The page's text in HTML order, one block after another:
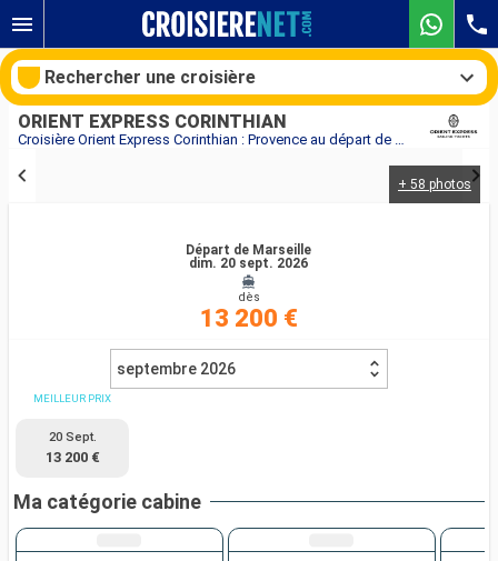
Croisière Orient Express Corinthian : Provence au départ de Marseille
ORIENT EXPRESS CORINTHIAN
+ 58 photos
Départ de Marseille
dim. 20 sept. 2026
dès
13 200 €
septembre 2026
MEILLEUR PRIX
20 Sept.
13 200 €
Ma catégorie cabine
Rechercher une croisière
Rechercher